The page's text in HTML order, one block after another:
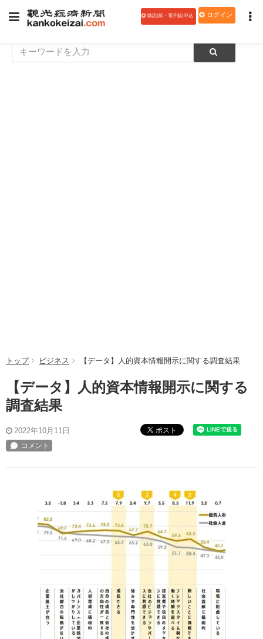
購読(紙・電子版)申込 ログイン
トップ ビジネス 【データ】人的資本情報開示に関する調査結果
【データ】人的資本情報開示に関する
調査結果
2022年10月11日 ポスト